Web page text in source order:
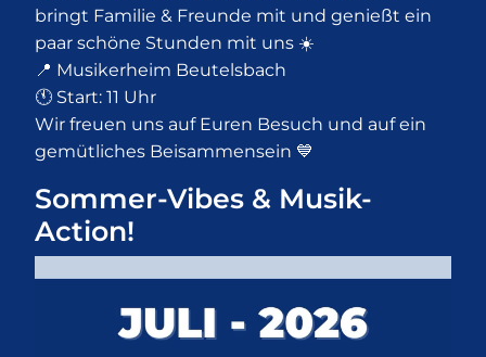
bringt Familie & Freunde mit und genießt ein
paar schöne Stunden mit uns ☀️
📍 Musikerheim Beutelsbach
🕚 Start: 11 Uhr
Wir freuen uns auf Euren Besuch und auf ein
gemütliches Beisammensein 💙
Sommer-Vibes & Musik-
Action!